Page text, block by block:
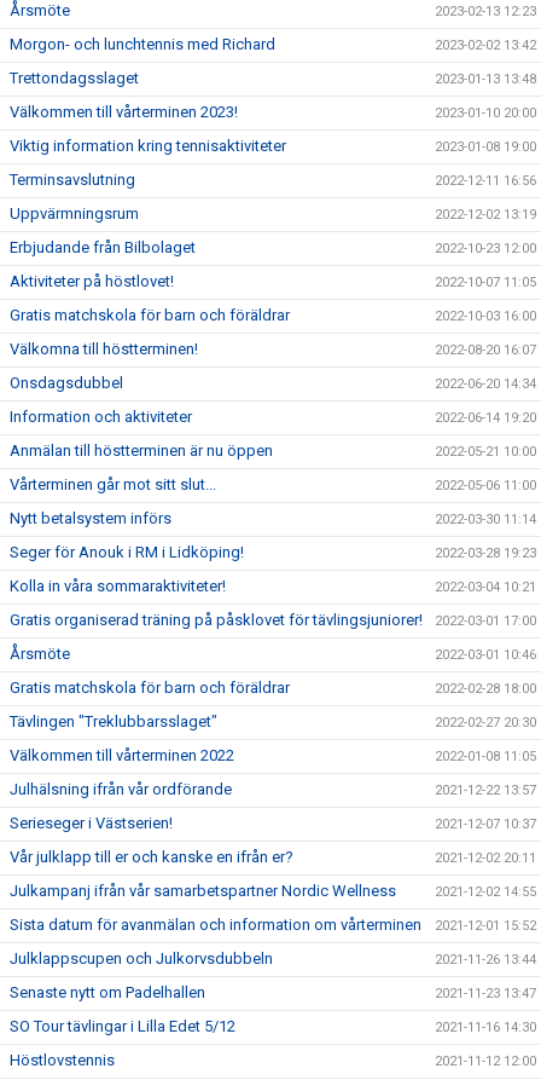
Årsmöte 2023-02-13 12:23
Morgon- och lunchtennis med Richard 2023-02-02 13:42
Trettondagsslaget 2023-01-13 13:48
Välkommen till vårterminen 2023! 2023-01-10 20:00
Viktig information kring tennisaktiviteter 2023-01-08 19:00
Terminsavslutning 2022-12-11 16:56
Uppvärmningsrum 2022-12-02 13:19
Erbjudande från Bilbolaget 2022-10-23 12:00
Aktiviteter på höstlovet! 2022-10-07 11:05
Gratis matchskola för barn och föräldrar 2022-10-03 16:00
Välkomna till höstterminen! 2022-08-20 16:07
Onsdagsdubbel 2022-06-20 14:34
Information och aktiviteter 2022-06-14 19:20
Anmälan till höstterminen är nu öppen 2022-05-21 10:00
Vårterminen går mot sitt slut... 2022-05-06 11:00
Nytt betalsystem införs 2022-03-30 11:14
Seger för Anouk i RM i Lidköping! 2022-03-28 19:23
Kolla in våra sommaraktiviteter! 2022-03-04 10:21
Gratis organiserad träning på påsklovet för tävlingsjuniorer! 2022-03-01 17:00
Årsmöte 2022-03-01 10:46
Gratis matchskola för barn och föräldrar 2022-02-28 18:00
Tävlingen "Treklubbarsslaget" 2022-02-27 20:30
Välkommen till vårterminen 2022 2022-01-08 11:05
Julhälsning ifrån vår ordförande 2021-12-22 13:57
Serieseger i Västserien! 2021-12-07 10:37
Vår julklapp till er och kanske en ifrån er? 2021-12-02 20:11
Julkampanj ifrån vår samarbetspartner Nordic Wellness 2021-12-02 14:55
Sista datum för avanmälan och information om vårterminen 2021-12-01 15:52
Julklappscupen och Julkorvsdubbeln 2021-11-26 13:44
Senaste nytt om Padelhallen 2021-11-23 13:47
SO Tour tävlingar i Lilla Edet 5/12 2021-11-16 14:30
Höstlovstennis 2021-11-12 12:00